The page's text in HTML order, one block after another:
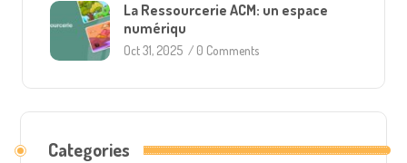
La Ressourcerie ACM: un espace
numériqu
Oct 31, 2025 / 0 Comments
Categories